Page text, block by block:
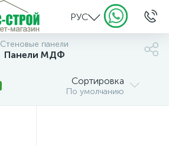
РУС
Стеновые панели
Панели МДФ
Сортировка
По умолчанию